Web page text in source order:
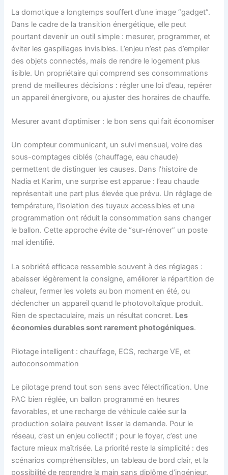
La domotique a longtemps souffert d’une image “gadget”.
Dans le cadre de la transition énergétique, elle peut
pourtant devenir un outil simple : mesurer, programmer, et
éviter les gaspillages invisibles. L’enjeu n’est pas d’empiler
des objets connectés, mais de rendre le logement plus
lisible. Un propriétaire qui comprend ses consommations
prend de meilleures décisions : régler une loi d’eau, repérer
un appareil énergivore, ou ajuster des horaires de chauffe.
Mesurer avant d’optimiser : le bon sens qui fait économiser
Un compteur communicant, un suivi mensuel, voire des
sous-comptages ciblés (chauffage, eau chaude)
permettent de distinguer les causes. Dans l’histoire de
Nadia et Karim, une surprise est apparue : l’eau chaude
représentait une part plus élevée que prévu. Un réglage de
température, l’isolation des tuyaux accessibles et une
programmation ont réduit la consommation sans changer
le ballon. Cette approche évite de “sur-rénover” un poste
mal identifié.
La sobriété efficace ressemble souvent à des réglages :
abaisser légèrement la consigne, améliorer la répartition de
chaleur, fermer les volets au bon moment en été, ou
déclencher un appareil quand le photovoltaïque produit.
Rien de spectaculaire, mais un résultat concret. Les
économies durables sont rarement photogéniques.
Pilotage intelligent : chauffage, ECS, recharge VE, et
autoconsommation
Le pilotage prend tout son sens avec l’électrification. Une
PAC bien réglée, un ballon programmé en heures
favorables, et une recharge de véhicule calée sur la
production solaire peuvent lisser la demande. Pour le
réseau, c’est un enjeu collectif ; pour le foyer, c’est une
facture mieux maîtrisée. La priorité reste la simplicité : des
scénarios compréhensibles, un tableau de bord clair, et la
possibilité de reprendre la main sans diplôme d’ingénieur.